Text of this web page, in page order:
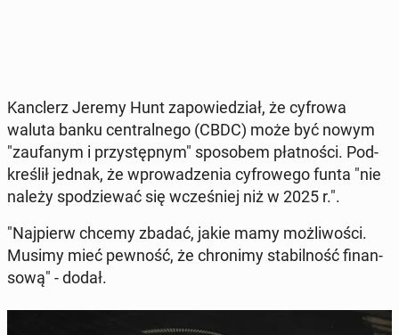
Kanc­lerz Jeremy Hunt za­po­wie­dział, że cyfrowa
waluta banku cen­tral­ne­go (CBDC) może być nowym
"za­ufa­nym i przy­stęp­nym" spo­so­bem płat­no­ści. Pod­
kre­ślił jednak, że wpro­wa­dze­nia cy­fro­we­go funta "nie
należy spo­dzie­wać się wcze­śniej niż w 2025 r.".
"Naj­pierw chcemy zbadać, jakie mamy moż­li­wo­ści.
Musimy mieć pewność, że chro­ni­my sta­bil­ność fi­nan­
so­wą" - dodał.